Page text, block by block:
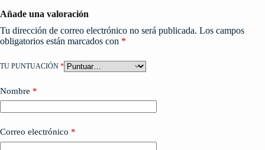
Añade una valoración
Tu dirección de correo electrónico no será publicada. Los campos
obligatorios están marcados con *
TU PUNTUACIÓN *
Nombre *
Correo electrónico *